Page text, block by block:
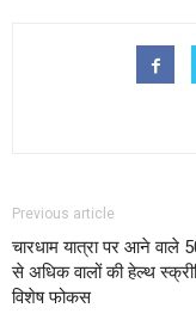
Previous article
चारधाम यात्रा पर आने वाले
से अधिक वालों की हेल्थ
विशेष फोकस